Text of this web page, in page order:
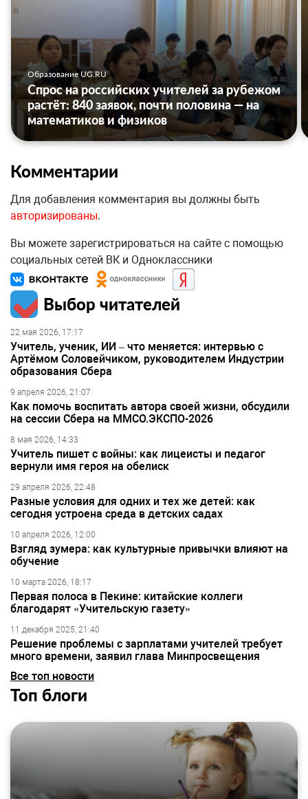
Образование UG.RU
Спрос на российских учителей за рубежом
растёт: 840 заявок, почти половина — на
математиков и физиков
Комментарии
Для добавления комментария вы должны быть
авторизированы.
Вы можете зарегистрироваться на сайте с помощью
социальных сетей ВК и Одноклассники
Выбор читателей
22 мая 2026, 17:17
Учитель, ученик, ИИ – что меняется: интервью с
Артёмом Соловейчиком, руководителем Индустрии
образования Сбера
9 апреля 2026, 21:07
Как помочь воспитать автора своей жизни, обсудили
на сессии Сбера на ММСО.ЭКСПО-2026
8 мая 2026, 14:33
Учитель пишет с войны: как лицеисты и педагог
вернули имя героя на обелиск
29 апреля 2026, 22:48
Разные условия для одних и тех же детей: как
сегодня устроена среда в детских садах
10 апреля 2026, 12:00
Взгляд зумера: как культурные привычки влияют на
обучение
10 марта 2026, 18:17
Первая полоса в Пекине: китайские коллеги
благодарят «Учительскую газету»
11 декабря 2025, 21:40
Решение проблемы с зарплатами учителей требует
много времени, заявил глава Минпросвещения
Все топ новости
Топ блоги